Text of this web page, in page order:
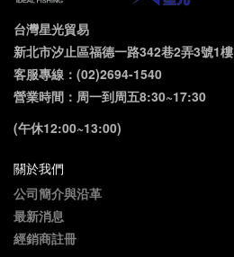
台灣星光貿易
新北市汐止區福德一路342巷2弄3號1樓
客服專線：(02)2694-1540
營業時間：周一到周五8:30~17:30
(午休12:00~13:00)
關於我們
公司簡介與沿革
最新消息
經銷商註冊